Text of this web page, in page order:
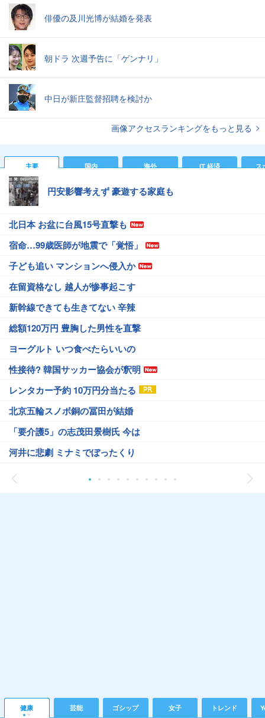
俳優の及川光博が結婚を発表
朝ドラ 次週予告に「ゲンナリ」
中日が新庄監督招聘を検討か
画像アクセスランキングをもっと見る
主要 国内 海外 IT 経済 ス
円安影響考えず 豪遊する家庭も
北日本 お盆に台風15号直撃も
宿命…99歳医師が地震で「覚悟」
子ども追い マンションへ侵入か
在留資格なし 越人が惨事起こす
新幹線できても生きてない 辛辣
総額120万円 豊胸した男性を直撃
ヨーグルト いつ食べたらいいの
性接待? 韓国サッカー協会が釈明
レンタカー予約 10万円分当たる
北京五輪スノボ銅の冨田が結婚
「要介護5」の志茂田景樹氏 今は
河井に悲劇 ミナミでぼったくり
健康 芸能 ゴシップ 女子 トレンド